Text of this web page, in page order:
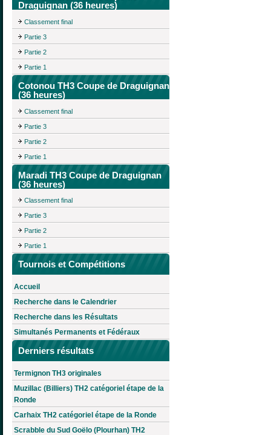
Draguignan (36 heures)
Classement final
Partie 3
Partie 2
Partie 1
Cotonou TH3 Coupe de Draguignan
(36 heures)
Classement final
Partie 3
Partie 2
Partie 1
Maradi TH3 Coupe de Draguignan
(36 heures)
Classement final
Partie 3
Partie 2
Partie 1
Tournois et Compétitions
Accueil
Recherche dans le Calendrier
Recherche dans les Résultats
Simultanés Permanents et Fédéraux
Derniers résultats
Termignon TH3 originales
Muzillac (Billiers) TH2 catégoriel étape de la
Ronde
Carhaix TH2 catégoriel étape de la Ronde
Scrabble du Sud Goëlo (Plourhan) TH2